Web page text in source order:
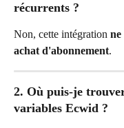
récurrents ?
Non, cette intégration ne
achat d'abonnement.
2. Où puis-je
variables Ecwid ?